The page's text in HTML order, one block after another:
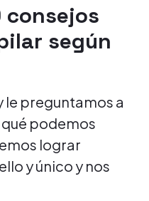
consejos
según
le preguntamos a
qué podemos
lograr
y único y nos